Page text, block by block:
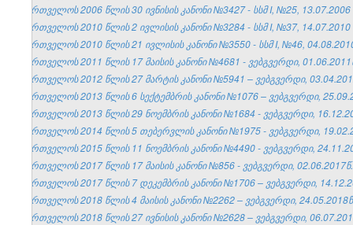
საქართველოს 2006 წლის 30 ივნისის კანონი №3427 - სსმ I, №25, 13.07.2006
საქართველოს 2010 წლის 2 ივლისის კანონი №3284 - სსმ I, №37, 14.07.2010
საქართველოს 2010 წლის 21 ივლისის კანონი №3550 - სსმ I, №46,
საქართველოს 2011 წლის 17 მაისის კანონი №4681 - ვებგვერდი,
საქართველოს 2012 წლის 27 მარტის კანონი №5941 – ვებგვერდი,
საქართველოს 2013 წლის 6 სექტემბრის კანონი №1076 – ვებგვერდი,
საქართველოს 2013 წლის 29 ნოემბრის კანონი №1684 - ვებგვერდი,
საქართველოს 2014 წლის 5 თებერვლის კანონი №1975 - ვებგვერდი,
საქართველოს 2015 წლის 11 ნოემბრის კანონი №4490 - ვებგვერდი,
საქართველოს 2017 წლის 17 მაისის კანონი №856 - ვებგვერდი, 02.06.2017წ.
საქართველოს 2017 წლის 7 დეკემბრის კანონი №1706 – ვებგვერდი,
საქართველოს 2018 წლის 4 მაისის კანონი №2262 – ვებგვერდი,
საქართველოს 2018 წლის 27 ივნისის კანონი №2628 – ვებგვერდი,